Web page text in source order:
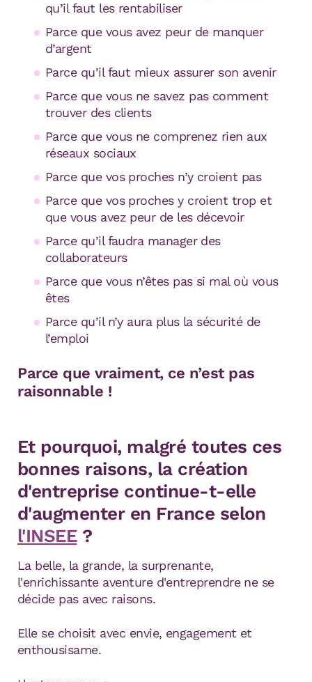
qu’il faut les rentabiliser
Parce que vous avez peur de manquer
d’argent
Parce qu’il faut mieux assurer son avenir
Parce que vous ne savez pas comment
trouver des clients
Parce que vous ne comprenez rien aux
réseaux sociaux
Parce que vos proches n’y croient pas
Parce que vos proches y croient trop et
que vous avez peur de les décevoir
Parce qu’il faudra manager des
collaborateurs
Parce que vous n’êtes pas si mal où vous
êtes
Parce qu’il n’y aura plus la sécurité de
l’emploi
Parce que vraiment, ce n’est pas
raisonnable !
Et pourquoi, malgré toutes ces
bonnes raisons, la création
d'entreprise continue-t-elle
d'augmenter en France selon
l'INSEE?
La belle, la grande, la surprenante,
l'enrichissante aventure d'entreprendre ne se
décide pas avec raisons.
Elle se choisit avec envie, engagement et
enthousisame.